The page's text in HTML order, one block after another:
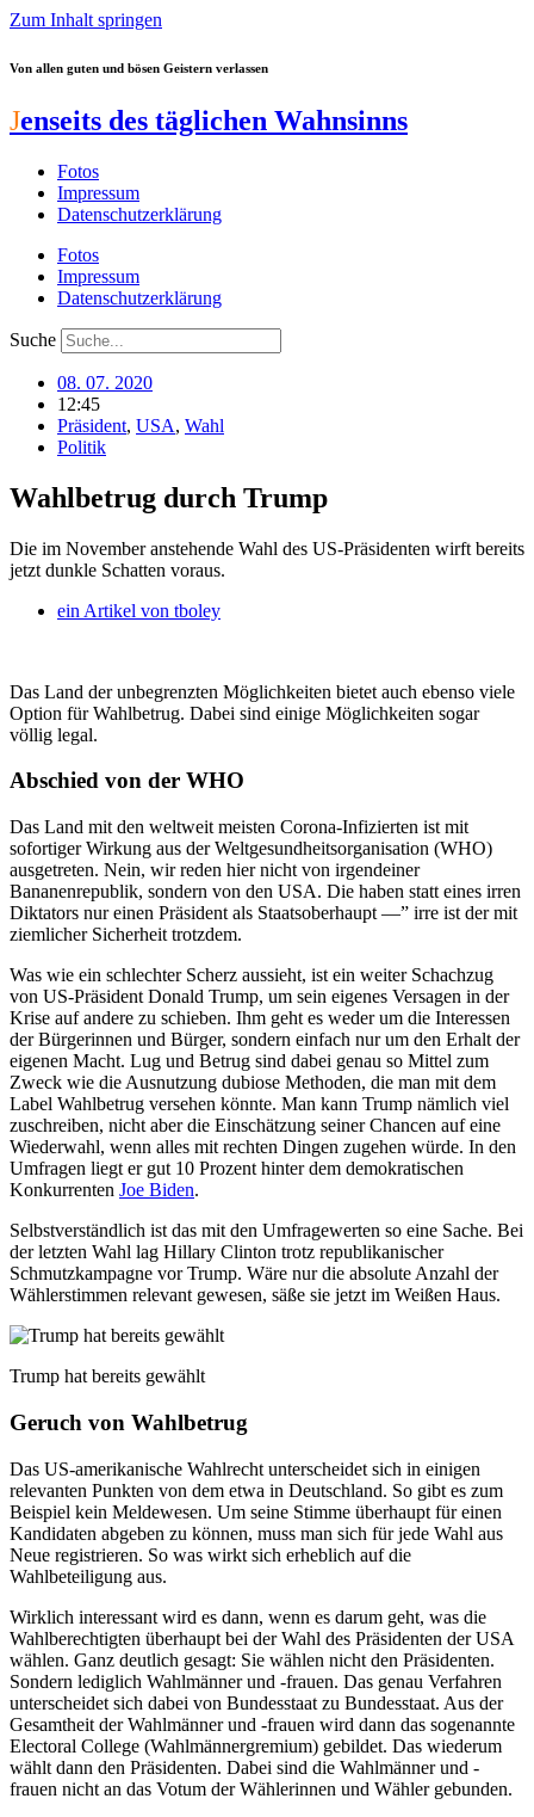
Zum Inhalt springen
Von allen guten und bösen Geistern verlassen
Jenseits des täglichen Wahnsinns
Fotos
Impressum
Datenschutzerklärung
Fotos
Impressum
Datenschutzerklärung
Suche
08. 07. 2020
12:45
Präsident, USA, Wahl
Politik
Wahlbetrug durch Trump
Die im November anstehende Wahl des US-Präsidenten wirft bereits
jetzt dunkle Schatten voraus.
ein Artikel von tboley
Das Land der unbegrenzten Möglichkeiten bietet auch ebenso viele
Option für Wahlbetrug. Dabei sind einige Möglichkeiten sogar
völlig legal.
Abschied von der WHO
Das Land mit den weltweit meisten Corona-Infizierten ist mit
sofortiger Wirkung aus der Weltgesundheitsorganisation (WHO)
ausgetreten. Nein, wir reden hier nicht von irgendeiner
Bananenrepublik, sondern von den USA. Die haben statt eines irren
Diktators nur einen Präsident als Staatsoberhaupt —” irre ist der mit
ziemlicher Sicherheit trotzdem.
Was wie ein schlechter Scherz aussieht, ist ein weiter Schachzug
von US-Präsident Donald Trump, um sein eigenes Versagen in der
Krise auf andere zu schieben. Ihm geht es weder um die Interessen
der Bürgerinnen und Bürger, sondern einfach nur um den Erhalt der
eigenen Macht. Lug und Betrug sind dabei genau so Mittel zum
Zweck wie die Ausnutzung dubiose Methoden, die man mit dem
Label Wahlbetrug versehen könnte. Man kann Trump nämlich viel
zuschreiben, nicht aber die Einschätzung seiner Chancen auf eine
Wiederwahl, wenn alles mit rechten Dingen zugehen würde. In den
Umfragen liegt er gut 10 Prozent hinter dem demokratischen
Konkurrenten Joe Biden.
Selbstverständlich ist das mit den Umfragewerten so eine Sache. Bei
der letzten Wahl lag Hillary Clinton trotz republikanischer
Schmutzkampagne vor Trump. Wäre nur die absolute Anzahl der
Wählerstimmen relevant gewesen, säße sie jetzt im Weißen Haus.
Trump hat bereits gewählt
Geruch von Wahlbetrug
Das US-amerikanische Wahlrecht unterscheidet sich in einigen
relevanten Punkten von dem etwa in Deutschland. So gibt es zum
Beispiel kein Meldewesen. Um seine Stimme überhaupt für einen
Kandidaten abgeben zu können, muss man sich für jede Wahl aus
Neue registrieren. So was wirkt sich erheblich auf die
Wahlbeteiligung aus.
Wirklich interessant wird es dann, wenn es darum geht, was die
Wahlberechtigten überhaupt bei der Wahl des Präsidenten der USA
wählen. Ganz deutlich gesagt: Sie wählen nicht den Präsidenten.
Sondern lediglich Wahlmänner und -frauen. Das genau Verfahren
unterscheidet sich dabei von Bundesstaat zu Bundesstaat. Aus der
Gesamtheit der Wahlmänner und -frauen wird dann das sogenannte
Electoral College (Wahlmännergremium) gebildet. Das wiederum
wählt dann den Präsidenten. Dabei sind die Wahlmänner und -
frauen nicht an das Votum der Wählerinnen und Wähler gebunden.